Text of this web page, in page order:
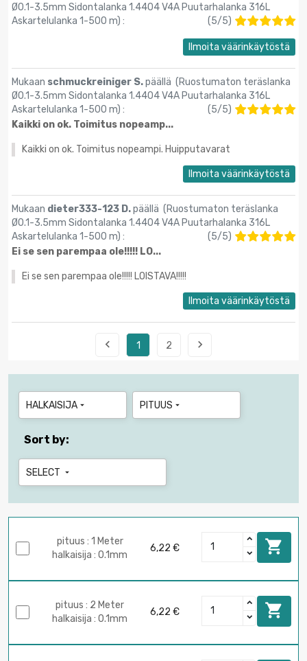
Ø0.1-3.5mm Sidontalanka 1.4404 V4A Puutarhalanka 316L
Askartelulanka 1-500 m) : (5/5)
Ilmoita väärinkäytöstä
Mukaan schmuckreiniger S.päällä (Ruostumaton teräslanka
Ø0.1-3.5mm Sidontalanka 1.4404 V4A Puutarhalanka 316L
Askartelulanka 1-500 m) : (5/5)
Kaikki on ok. Toimitus nopeamp...
Kaikki on ok. Toimitus nopeampi. Huipputavarat
Ilmoita väärinkäytöstä
Mukaan dieter333-123 D.päällä (Ruostumaton teräslanka
Ø0.1-3.5mm Sidontalanka 1.4404 V4A Puutarhalanka 316L
Askartelulanka 1-500 m) : (5/5)
Ei se sen parempaa ole!!!!! LO...
Ei se sen parempaa ole!!!!! LOISTAVA!!!!!
Ilmoita väärinkäytöstä
 1 2 
HALKAISIJA  PITUUS 
Sort by:
SELECT 
pituus : 1 Meter
halkaisija : 0.1mm
6,22 € 
pituus : 2 Meter
halkaisija : 0.1mm
6,22 € 